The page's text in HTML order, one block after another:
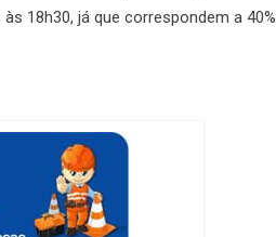
18h30, já que correspondem a 40%